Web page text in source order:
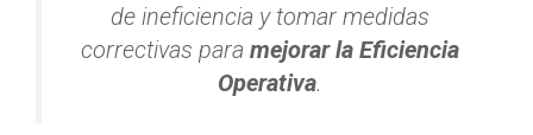
de ineficiencia y tomar medidas
correctivas para mejorar la Eficiencia
Operativa.